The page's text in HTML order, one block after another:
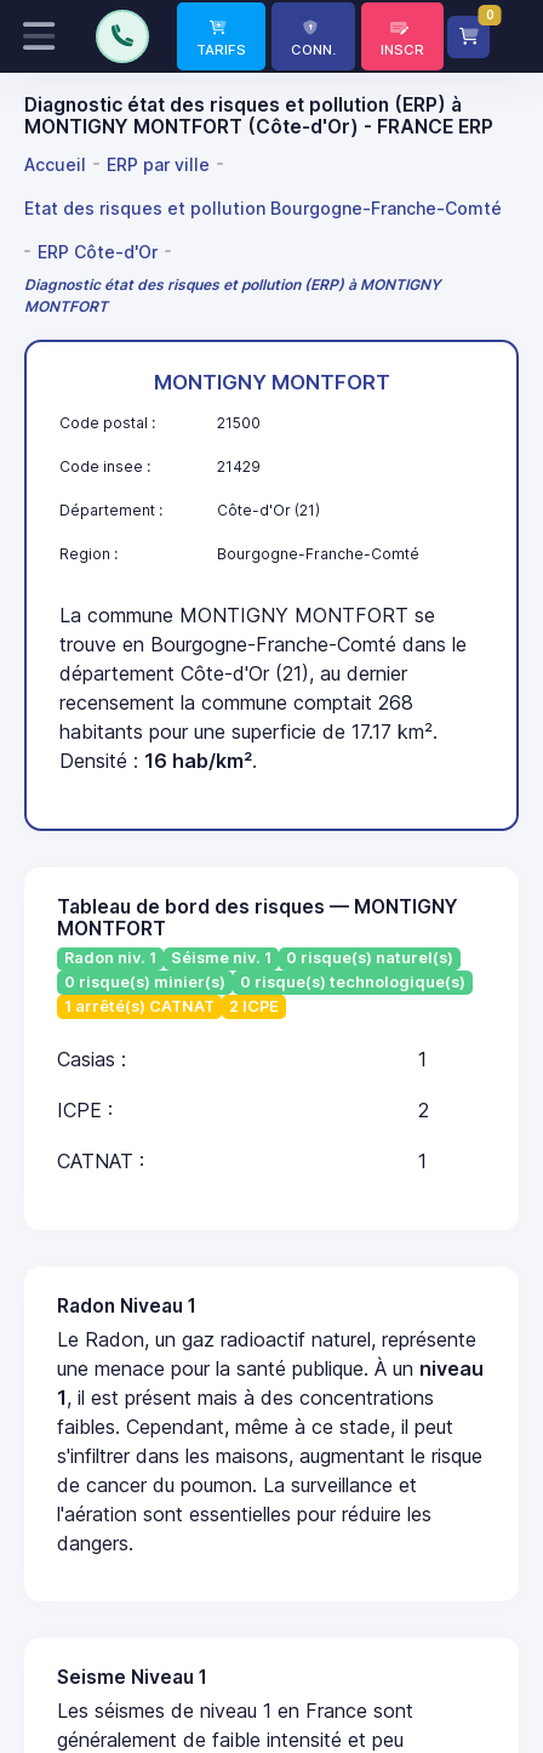
TARIFS CONN. INSCR
0
Diagnostic état des risques et pollution (ERP) à
MONTIGNY MONTFORT (Côte-d'Or) - FRANCE ERP
Accueil ERP par ville
Etat des risques et pollution Bourgogne-Franche-Comté
ERP Côte-d'Or
Diagnostic état des risques et pollution (ERP) à MONTIGNY
MONTFORT
MONTIGNY MONTFORT
Code postal : 21500
Code insee : 21429
Département : Côte-d'Or (21)
Region : Bourgogne-Franche-Comté
La commune MONTIGNY MONTFORT se
trouve en Bourgogne-Franche-Comté dans le
département Côte-d'Or (21), au dernier
recensement la commune comptait 268
habitants pour une superficie de 17.17 km².
Densité : 16 hab/km².
Tableau de bord des risques — MONTIGNY
MONTFORT
Radon niv. 1 Séisme niv. 1
0 risque(s) naturel(s)
0 risque(s) minier(s)
0 risque(s) technologique(s)
1 arrêté(s) CATNAT
2 ICPE
Casias : 1
ICPE : 2
CATNAT : 1
Radon Niveau 1
Le Radon, un gaz radioactif naturel, représente
une menace pour la santé publique. À un niveau
1, il est présent mais à des concentrations
faibles. Cependant, même à ce stade, il peut
s'infiltrer dans les maisons, augmentant le risque
de cancer du poumon. La surveillance et
l'aération sont essentielles pour réduire les
dangers.
Seisme Niveau 1
Les séismes de niveau 1 en France sont
généralement de faible intensité et peu